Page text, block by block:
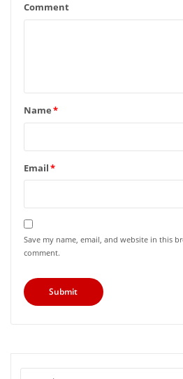
Comment
Name*
Email*
Save my name, email, and website in this
comment.